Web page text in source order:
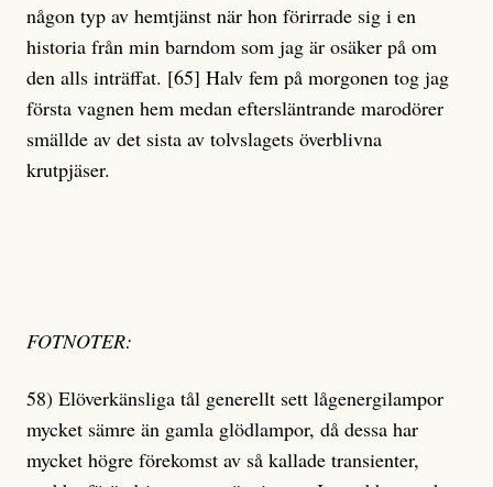
någon typ av hemtjänst när hon förirrade sig i en
historia från min barndom som jag är osäker på om
den alls inträffat. [65] Halv fem på morgonen tog jag
första vagnen hem medan eftersläntrande marodörer
smällde av det sista av tolvslagets överblivna
krutpjäser.
FOTNOTER:
58) Elöverkänsliga tål generellt sett lågenergilampor
mycket sämre än gamla glödlampor, då dessa har
mycket högre förekomst av så kallade transienter,